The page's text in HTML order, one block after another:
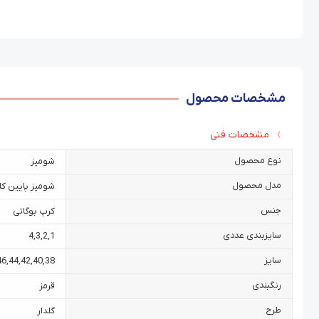
مشخصات محصول
مشخصات فنی
نوع محصول شومیز
مدل محصول شومیز پایین
جنس کرپ بوگاتی
سایزبندی عددی 1
,
2
,
3
,
4
سایز 38
,
40
,
42
,
44
,
رنگبندی قرمز
طرح گلدار